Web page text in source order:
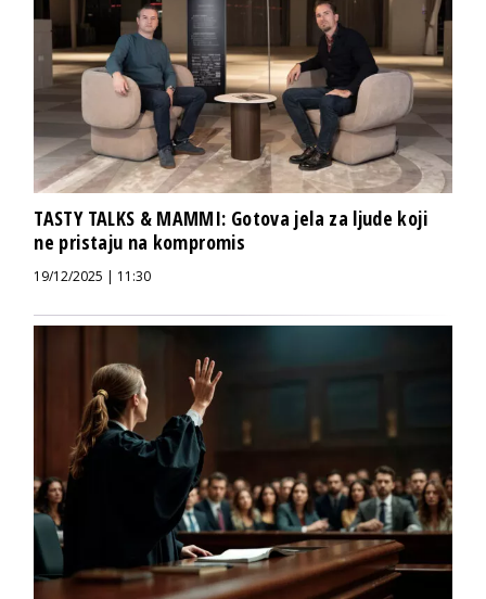
TASTY TALKS & MAMMI: Gotova jela za ljude koji
ne pristaju na kompromis
19/12/2025 | 11:30